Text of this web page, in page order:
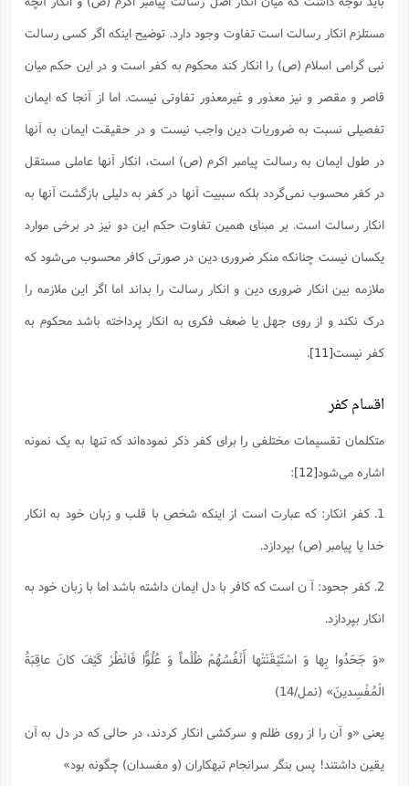
مستلزم انکار رسالت است تفاوت وجود دارد. توضیح اینکه اگر کسی رسالت
نبی گرامی اسلام (ص) را انکار کند محکوم به کفر است و در این حکم میان
قاصر و مقصر و نیز معذور و غیرمعذور تفاوتی نیست. اما از آنجا که ایمان
تفصیلی نسبت به ضروریات دین واجب نیست و در حقیقت ایمان به آنها
در طول ایمان به رسالت پیامبر اکرم (ص) است، انکار آنها عاملی مستقل
در کفر محسوب نمی‌گردد بلکه سببیت آنها در کفر به دلیلی بازگشت آنها به
انکار رسالت است. بر مبنای همین تفاوت حکم این دو نیز در برخی موارد
یکسان نیست چنانکه منکر ضروری دین در صورتی کافر محسوب می‌شود که
ملازمه بین انکار ضروری دین و انکار رسالت را بداند اما اگر این ملازمه را
درک نکند و از روی جهل یا ضعف فکری به انکار پرداخته باشد محکوم به
کفر نیست[11]
.
اقسام کفر
متکلمان تقسیمات مختلفی را برای کفر ذکر نموده‌اند که تنها به یک نمونه
اشاره می‌شود[12]
:
1. کفر انکار: که عبارت است از اینکه شخص با قلب و زبان خود به انکار
خدا یا پیامبر (ص) بپردازد.
2. کفر جحود: آ ن است که کافر با دل ایمان داشته باشد اما با زبان خود به
انکار بپردازد.
«وَ جَحَدُوا بِها وَ اسْتَیْقَنَتْها أَنْفُسُهُمْ ظُلْماً وَ عُلُوًّا فَانْظُرْ کَیْفَ کانَ عاقِبَةُ
الْمُفْسِدینَ» (نمل/14)
یعنی «و آن را از روى ظلم و سرکشى انکار کردند، در حالى که در دل به آن
یقین داشتند! پس بنگر سرانجام تبهکاران (و مفسدان) چگونه بود»